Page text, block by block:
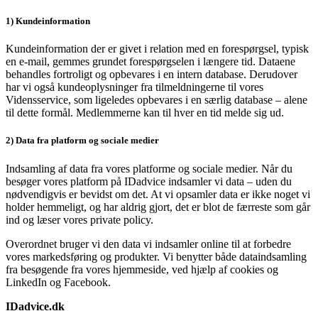
1) Kundeinformation
Kundeinformation der er givet i relation med en forespørgsel, typisk
en e-mail, gemmes grundet forespørgselen i længere tid. Dataene
behandles fortroligt og opbevares i en intern database. Derudover
har vi også kundeoplysninger fra tilmeldningerne til vores
Vidensservice, som ligeledes opbevares i en særlig database – alene
til dette formål. Medlemmerne kan til hver en tid melde sig ud.
2) Data fra platform og sociale medier
Indsamling af data fra vores platforme og sociale medier. Når du
besøger vores platform på IDadvice indsamler vi data – uden du
nødvendigvis er bevidst om det. At vi opsamler data er ikke noget vi
holder hemmeligt, og har aldrig gjort, det er blot de færreste som går
ind og læser vores private policy.
Overordnet bruger vi den data vi indsamler online til at forbedre
vores markedsføring og produkter. Vi benytter både dataindsamling
fra besøgende fra vores hjemmeside, ved hjælp af cookies og
LinkedIn og Facebook.
IDadvice.dk